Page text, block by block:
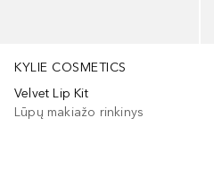
KYLIE COSMETICS
Velvet Lip Kit
Lūpų makiažo rinkinys